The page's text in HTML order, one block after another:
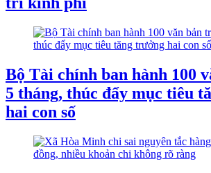
Bộ Tài chính ban hành 100
5 tháng, thúc đẩy mục tiêu
hai con số